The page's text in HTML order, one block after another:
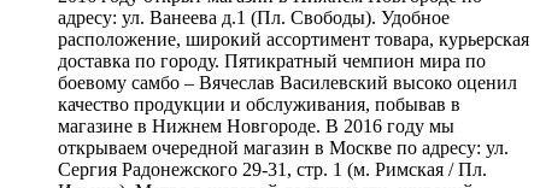
адресу: ул. Ванеева д.1 (Пл. Свободы). Удобное
расположение, широкий ассортимент товара, курьерская
доставка по городу. Пятикратный чемпион мира по
боевому самбо – Вячеслав Василевский высоко оценил
качество продукции и обслуживания, побывав в
магазине в Нижнем Новгороде. В 2016 году мы
открываем очередной магазин в Москве по адресу: ул.
Сергия Радонежского 29-31, стр. 1 (м. Римская / Пл.